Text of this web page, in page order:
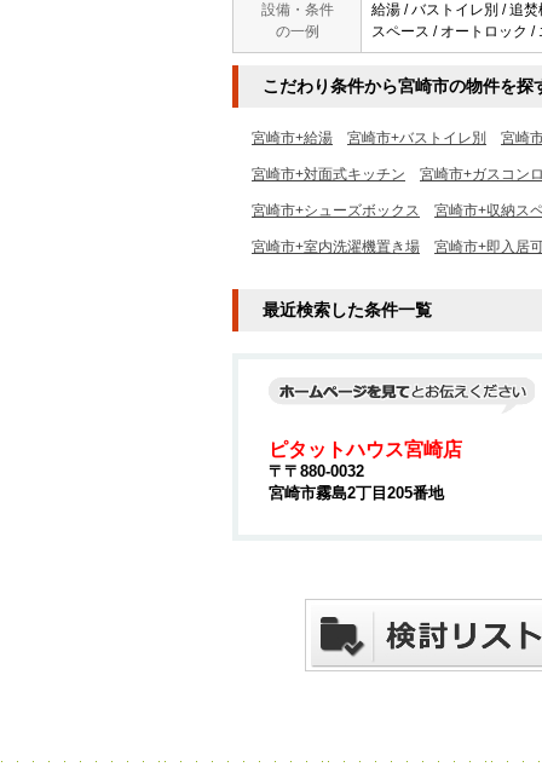
設備・条件
の一例
給湯 / バストイレ別 / 追
スペース / オートロック
こだわり条件から宮崎市の物件を探
宮崎市+給湯 宮崎市+バストイレ別 宮崎
宮崎市+対面式キッチン 宮崎市+ガスコン
宮崎市+シューズボックス 宮崎市+収納ス
宮崎市+室内洗濯機置き場 宮崎市+即入居
最近検索した条件一覧
ピタットハウス宮崎店
〒〒880-0032
宮崎市霧島2丁目205番地